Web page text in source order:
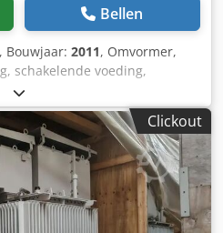
Bellen
, Bouwjaar: 2011, Omvormer,
schakelende voeding,
schakelapparaat,
schakelinstallatieblok,
-Fabrikant: Ormazabal,
1M5-9 -Nominale
stroom: tot 630 A -
van het typeplaatje -
zie foto's -Aantal: 2
Dcsdpfx Acshgw Srs
Clickout